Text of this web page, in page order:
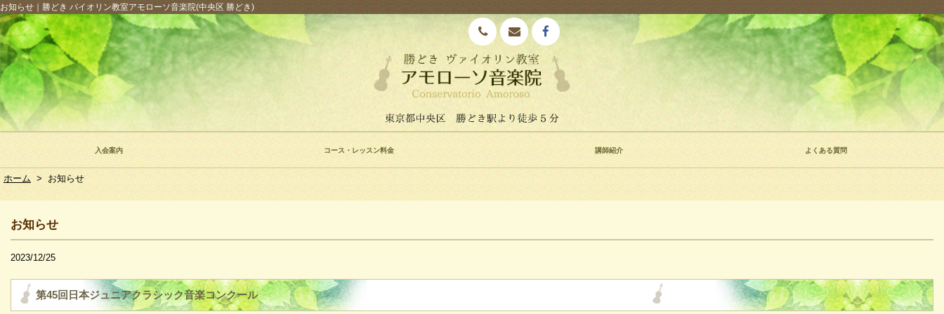
お知らせ｜勝どき バイオリン教室アモローソ音楽院(中央区 勝どき)
入会案内 コース・レッスン料金 講師紹介 よくある質問
ホーム > お知らせ
お知らせ
2023/12/25
第45回日本ジュニアクラシック音楽コンクール